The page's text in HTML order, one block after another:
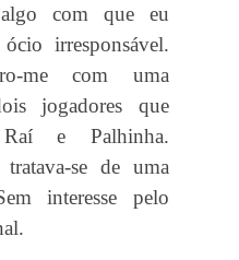
com que eu
irresponsável.
me com uma
jogadores que
Raí e Palhinha.
se de uma
interesse pelo